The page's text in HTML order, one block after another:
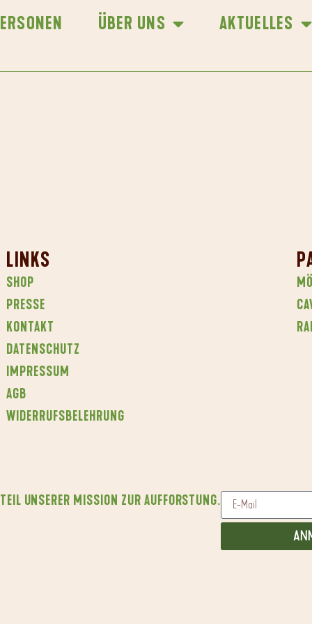
ÜBER UNS AKTUELLES
LINKS
SHOP
PRESSE
KONTAKT
DATENSCHUTZ
IMPRESSUM
AGB
WIDERRUFSBELEHRUNG
UNSERER MISSION ZUR AUFFORSTUNG.